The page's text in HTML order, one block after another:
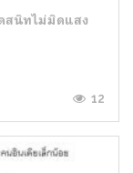
ดสนิทไม่มิดแสง
12